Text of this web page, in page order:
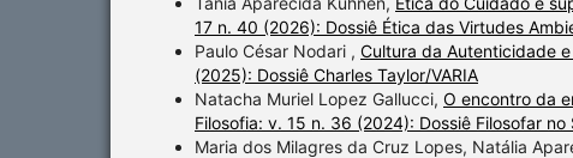
17 n. 40 (2026): Dossiê Ética das Virtudes
Paulo César Nodari , Cultura da Autenticidade
(2025): Dossiê Charles Taylor/VARIA
Natacha Muriel Lopez Gallucci, O encontro da
Filosofia: v. 15 n. 36 (2024): Dossiê Filosofar
Maria dos Milagres da Cruz Lopes, Natália